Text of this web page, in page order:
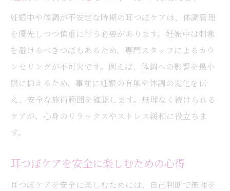
妊娠中や体調が不安定な時期の耳つぼケアは、体調管理
を優先しつつ慎重に行う必要があります。妊娠中は刺激
を避けるべきつぼもあるため、専門スタッフによるカウ
ンセリングが不可欠です。例えば、体調への影響を最小
限に抑えるため、事前に妊娠の有無や体調の変化を伝
え、安全な施術範囲を確認します。無理なく続けられる
ケアが、心身のリラックスやストレス緩和に役立ちま
す。
耳つぼケアを安全に楽しむための心得
耳つぼケアを安全に楽しむためには、自己判断で無理を